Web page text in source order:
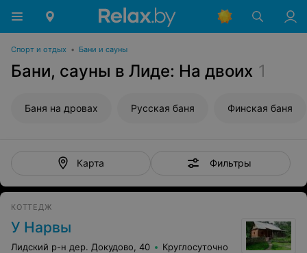
Спорт и отдых • Бани и сауны
Бани, сауны в Лиде: На двоих 1
Баня на дровах Русская баня Финская баня
Карта Фильтры
КОТТЕДЖ
У Нарвы
Лидский р-н дер. Докудово, 40 Круглосуточно